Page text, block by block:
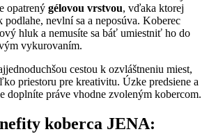
opatrený gélovou vrstvou, vďaka ktorej
nevlní sa a neposúva. Koberec
hluk a nemusíte sa báť umiestniť ho do
vykurovaním.
cestou k ozvláštneniu miest,
priestoru pre kreativitu. Úzke predsiene a
doplníte práve vhodne zvoleným kobercom.
koberca JENA: